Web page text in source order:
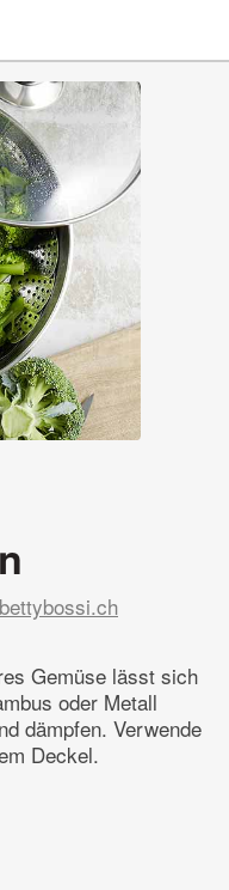
bettybossi.ch
Gemüse lässt sich
oder Metall
dämpfen. Verwende
Deckel.